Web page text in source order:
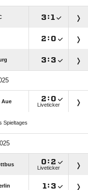
:
 : 
: 
Aue  : 
Liveticker
Spieltages
: 
Liveticker
 : 